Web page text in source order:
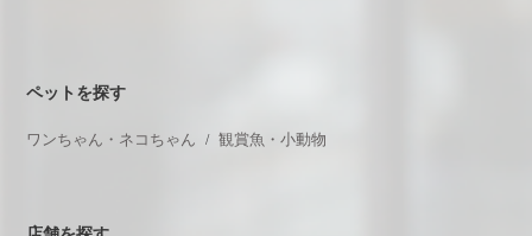
ペットを探す
ワンちゃん・ネコちゃん 観賞魚・小動物